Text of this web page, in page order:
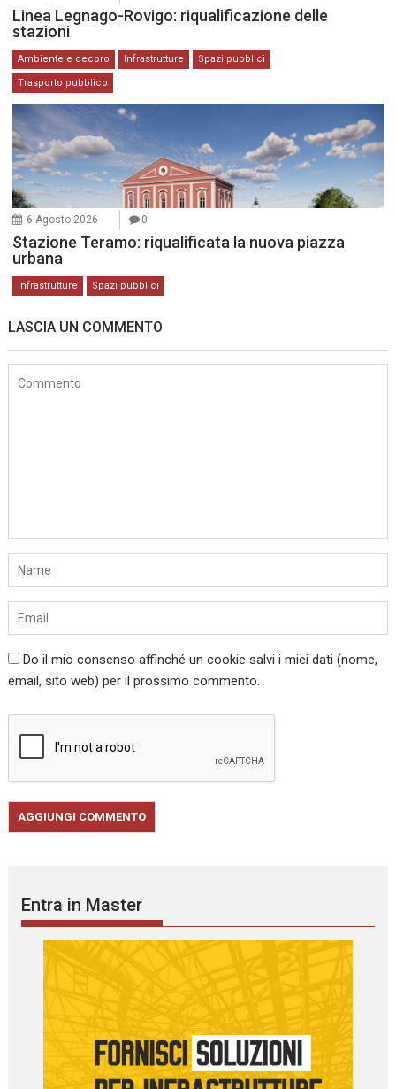
Linea Legnago-Rovigo: riqualificazione delle
stazioni
Ambiente e decoro Infrastrutture Spazi pubblici
Trasporto pubblico
6 Agosto 2026 0
Stazione Teramo: riqualificata la nuova piazza
urbana
Infrastrutture Spazi pubblici
LASCIA UN COMMENTO
Do il mio consenso affinché un cookie salvi i miei dati (nome,
email, sito web) per il prossimo commento.
Entra in Master